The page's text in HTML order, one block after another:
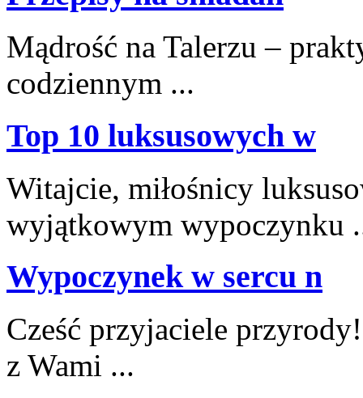
Mądrość na Talerzu –
codziennym ...
Top 10 luksusowych w
Witajcie, miłośnicy
wyjątkowym ⁣wypoczynku
Wypoczynek w sercu n
Cześć przyjaciele
z Wami ...